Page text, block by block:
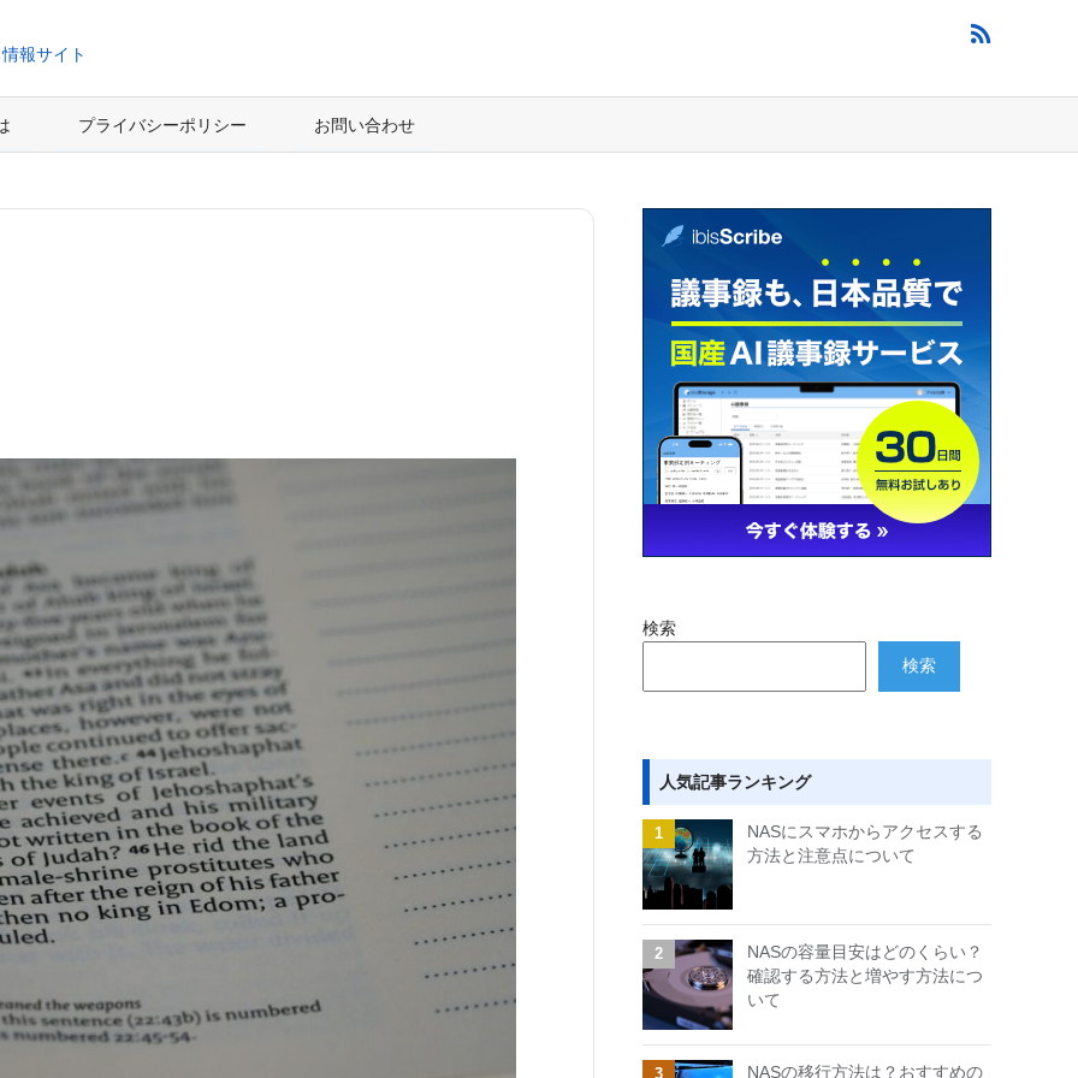
報サイト
プライバシーポリシー お問い合わせ
検索
検索
人気記事ランキング
NASにスマホからアクセスする
方法と注意点について
NASの容量目安はどのくらい？
確認する方法と増やす方法につ
いて
NASの移行方法は？おすすめの